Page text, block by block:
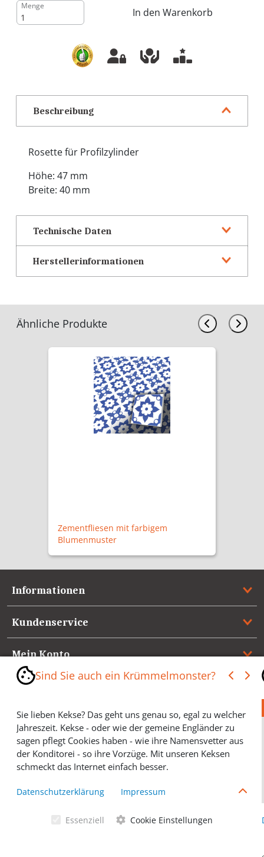
Menge
In den Warenkorb
Beschreibung
Rosette für Profilzylinder
Höhe: 47 mm
Breite: 40 mm
Technische Daten
Herstellerinformationen
Ähnliche Produkte
Zementfliesen mit farbigem
Blumenmuster
Informationen
Kundenservice
Mein Konto
Referenzen
Medienspiegel & Presseinformationen
*** Vertrag widerrufen ***
Sind Sie auch ein Krümmelmonster?
Sie lieben Kekse? Das geht uns genau so, egal zu welcher
Jahreszeit. Kekse - oder wie der gemeine Engländer zu
sagen pflegt Cookies haben - wie ihre Namensvetter aus
der Konditorei - so ihre Vorzüge. Mit unseren Keksen
schmeckt das Internet einfach besser.
Cookies helfen Ihnen, Ihre gewünschten Artikel schneller
Werbung sparen und selbstverständlich anonyme
Statistiken erstellen (#Ehrensache). Deshalb schmecken
Datenschutzerklärung Impressum
Essenziell Cookie Einstellungen